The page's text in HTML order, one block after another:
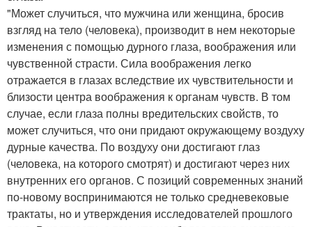
"Может случиться, что мужчина или женщина, бросив
взгляд на тело (человека), производит в нем некоторые
изменения с помощью дурного глаза, воображения или
чувственной страсти. Сила воображения легко
отражается в глазах вследствие их чувствительности и
близости центра воображения к органам чувств. В том
случае, если глаза полны вредительских свойств, то
может случиться, что они придают окружающему воздуху
дурные качества. По воздуху они достигают глаз
(человека, на которого смотрят) и достигают через них
внутренних его органов. С позиций современных знаний
по-новому воспринимаются не только средневековые
трактаты, но и утверждения исследователей прошлого